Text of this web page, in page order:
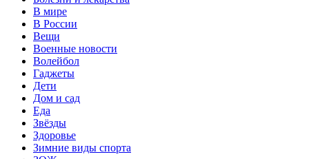
В мире
В России
Вещи
Военные новости
Волейбол
Гаджеты
Дети
Дом и сад
Еда
Звёзды
Здоровье
Зимние виды спорта